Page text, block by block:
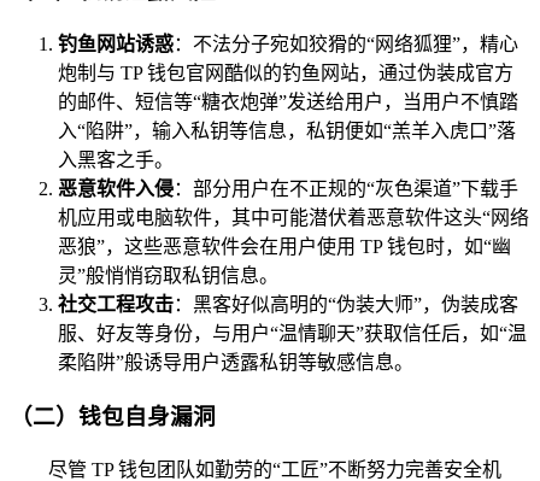
钓鱼网站诱惑：不法分子宛如狡猾的“网络狐狸”，精心
炮制与 TP 钱包官网酷似的钓鱼网站，通过伪装成官方
的邮件、短信等“糖衣炮弹”发送给用户，当用户不慎踏
入“陷阱”，输入私钥等信息，私钥便如“羔羊入虎口”落
入黑客之手。
恶意软件入侵：部分用户在不正规的“灰色渠道”下载手
机应用或电脑软件，其中可能潜伏着恶意软件这头“网络
恶狼”，这些恶意软件会在用户使用 TP 钱包时，如“幽
灵”般悄悄窃取私钥信息。
社交工程攻击：黑客好似高明的“伪装大师”，伪装成客
服、好友等身份，与用户“温情聊天”获取信任后，如“温
柔陷阱”般诱导用户透露私钥等敏感信息。
（二）钱包自身漏洞
尽管 TP 钱包团队如勤劳的“工匠”不断努力完善安全机